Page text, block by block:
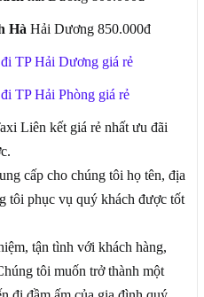
Hà Hải Dương 850.000đ
TP Hải Dương giá rẻ
TP Hải Phòng giá rẻ
Liên kết giá rẻ nhất ưu đãi
cấp cho chúng tôi họ tên, địa
tôi phục vụ quý khách được tốt
tận tình với khách hàng,
tôi muốn trở thành một